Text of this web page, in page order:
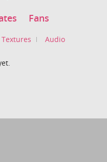
Fans
Textures Audio